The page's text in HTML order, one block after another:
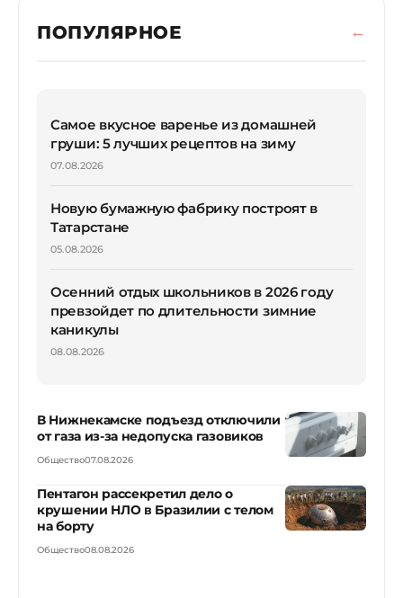
ПОПУЛЯРНОЕ
Самое вкусное варенье из домашней
груши: 5 лучших рецептов на зиму
07.08.2026
Новую бумажную фабрику построят в
Татарстане
05.08.2026
Осенний отдых школьников в 2026 году
превзойдет по длительности зимние
каникулы
08.08.2026
В Нижнекамске подъезд отключили
от газа из-за недопуска газовиков
Общество07.08.2026
Пентагон рассекретил дело о
крушении НЛО в Бразилии с телом
на борту
Общество08.08.2026